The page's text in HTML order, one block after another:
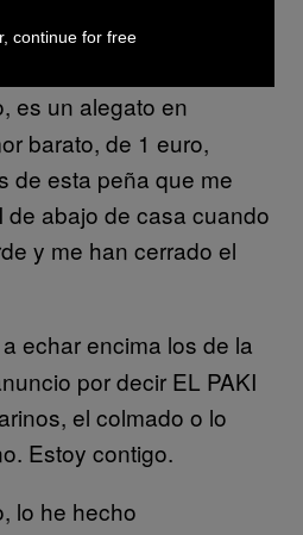
vender mortadela. Si
es un alegato en
barato, de 1 euro,
de esta peña que me
de abajo de casa cuando
y me han cerrado el
echar encima los de la
por decir EL PAKI
el colmado o lo
Estoy contigo.
lo he hecho
continue for free